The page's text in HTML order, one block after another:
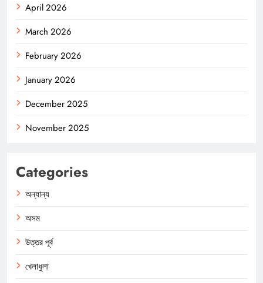
April 2026
March 2026
February 2026
January 2026
December 2025
November 2025
Categories
অন্যান্য
অসম
উত্তর পূর্ব
খেলাধুলা